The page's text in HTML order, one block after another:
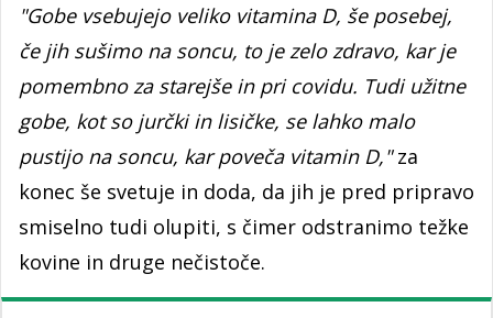
"Gobe vsebujejo veliko vitamina D, še posebej,
če jih sušimo na soncu, to je zelo zdravo, kar je
pomembno za starejše in pri covidu. Tudi užitne
gobe, kot so jurčki in lisičke, se lahko malo
pustijo na soncu, kar poveča vitamin D,"za
konec še svetuje in doda, da jih je pred pripravo
smiselno tudi olupiti, s čimer odstranimo težke
kovine in druge nečistoče.